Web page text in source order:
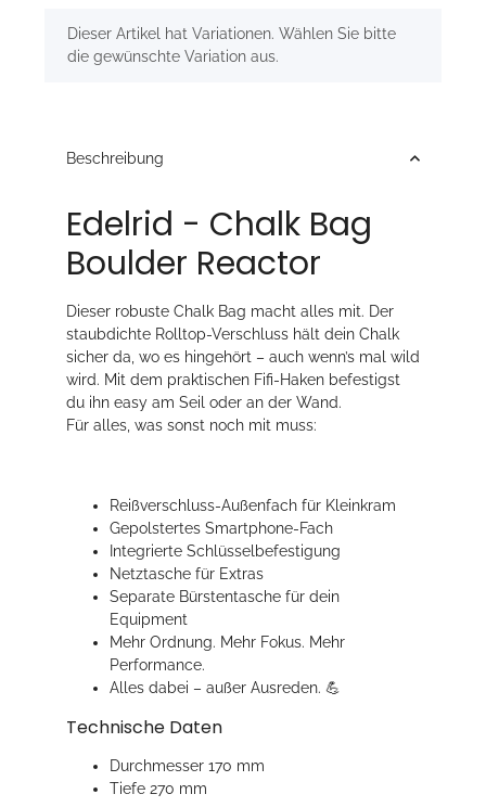
xDieser Artikel hat Variationen. Wählen Sie bitte
die gewünschte Variation aus.
Beschreibung
Edelrid - Chalk Bag
Boulder Reactor
Dieser robuste Chalk Bag macht alles mit. Der
staubdichte Rolltop-Verschluss hält dein Chalk
sicher da, wo es hingehört – auch wenn’s mal wild
wird. Mit dem praktischen Fifi-Haken befestigst
du ihn easy am Seil oder an der Wand.
Für alles, was sonst noch mit muss:
Reißverschluss-Außenfach für Kleinkram
Gepolstertes Smartphone-Fach
Integrierte Schlüsselbefestigung
Netztasche für Extras
Separate Bürstentasche für dein
Equipment
Mehr Ordnung. Mehr Fokus. Mehr
Performance.
Alles dabei – außer Ausreden. 💪
Technische Daten
Durchmesser 170 mm
Tiefe 270 mm